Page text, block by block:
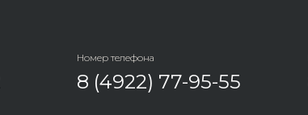
Номер телефона
8 (4922) 77-95-55